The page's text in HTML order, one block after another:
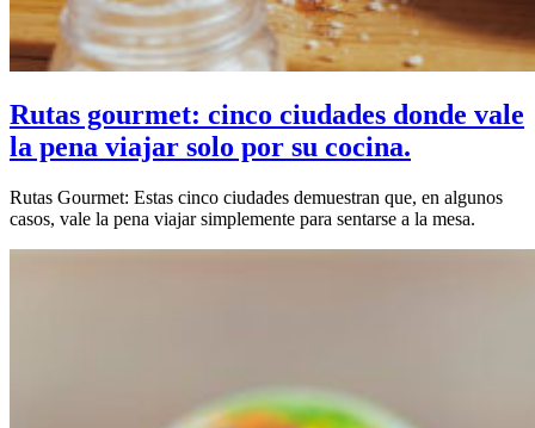
Rutas gourmet: cinco ciudades donde vale
la pena viajar solo por su cocina.
Rutas Gourmet: Estas cinco ciudades demuestran que, en algunos
casos, vale la pena viajar simplemente para sentarse a la mesa.